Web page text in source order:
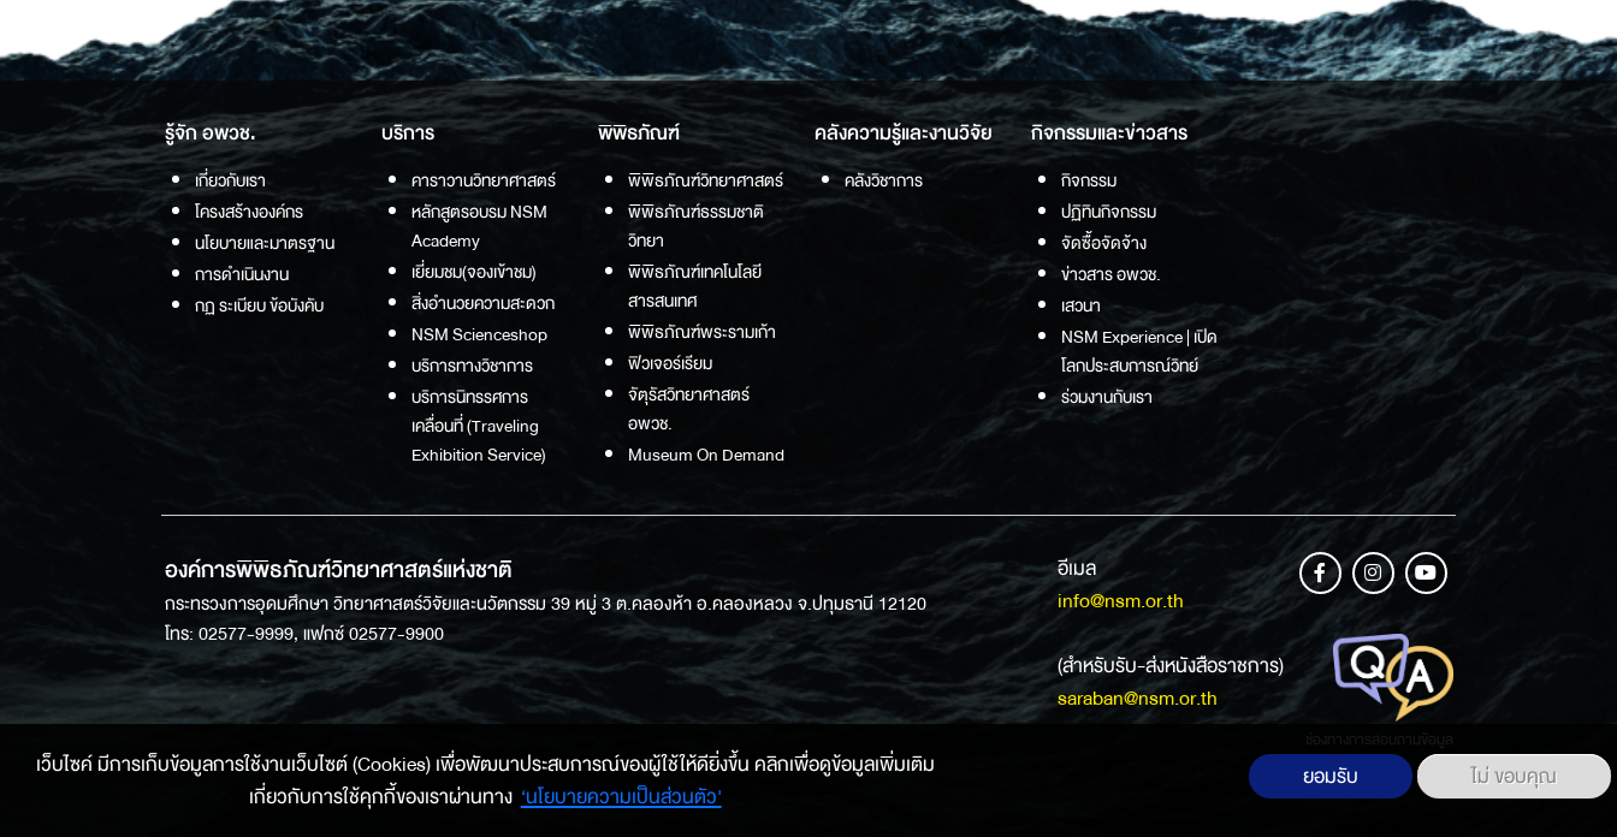
รู้จัก อพวช.
เกี่ยวกับเรา
โครงสร้างองค์กร
นโยบายและมาตรฐาน
การดำเนินงาน
กฏ ระเบียบ ข้อบังคับ
บริการ
คาราวานวิทยาศาสตร์
หลักสูตรอบรม NSM
Academy
เยี่ยมชม(จองเข้าชม)
สิ่งอำนวยความสะดวก
NSM Scienceshop
บริการทางวิชาการ
บริการนิทรรศการ
เคลื่อนที่ (Traveling
Exhibition Service)
พิพิธภัณฑ์
พิพิธภัณฑ์วิทยาศาสตร์
พิพิธภัณฑ์ธรรมชาติ
วิทยา
พิพิธภัณฑ์เทคโนโลยี
สารสนเทศ
พิพิธภัณฑ์พระรามเก้า
ฟิวเจอร์เรียม
จัตุรัสวิทยาศาสตร์
อพวช.
Museum On Demand
คลังความรู้และงานวิจัย
คลังวิชาการ
กิจกรรมและข่าวสาร
กิจกรรม
ปฏิทินกิจกรรม
จัดซื้อจัดจ้าง
ข่าวสาร อพวช.
เสวนา
NSM Experience | เปิด
โลกประสบการณ์วิทย์
ร่วมงานกับเรา
องค์การพิพิธภัณฑ์วิทยาศาสตร์แห่งชาติ
กระทรวงการอุดมศึกษา วิทยาศาสตร์วิจัยและนวัตกรรม 39 หมู่ 3 ต.คลองห้า อ.คลองหลวง จ.ปทุมธานี 12120
โทร: 02577-9999, แฟกซ์ 02577-9900
อีเมล
info@nsm.or.th
(สำหรับรับ-ส่งหนังสือราชการ)
saraban@nsm.or.th
ช่องทางการสอบถามข้อมูล
เว็บไซค์ มีการเก็บข้อมูลการใช้งานเว็บไซต์ (Cookies) เพื่อพัฒนาประสบการณ์ของผู้ใช้ให้ดียิ่งขึ้น คลิกเพื่อดูข้อมูลเพิ่มเติม
เกี่ยวกับการใช้คุกกี้ของเราผ่านทาง ‘นโยบายความเป็นส่วนตัว'
ยอมรับ ไม่ ขอบคุณ